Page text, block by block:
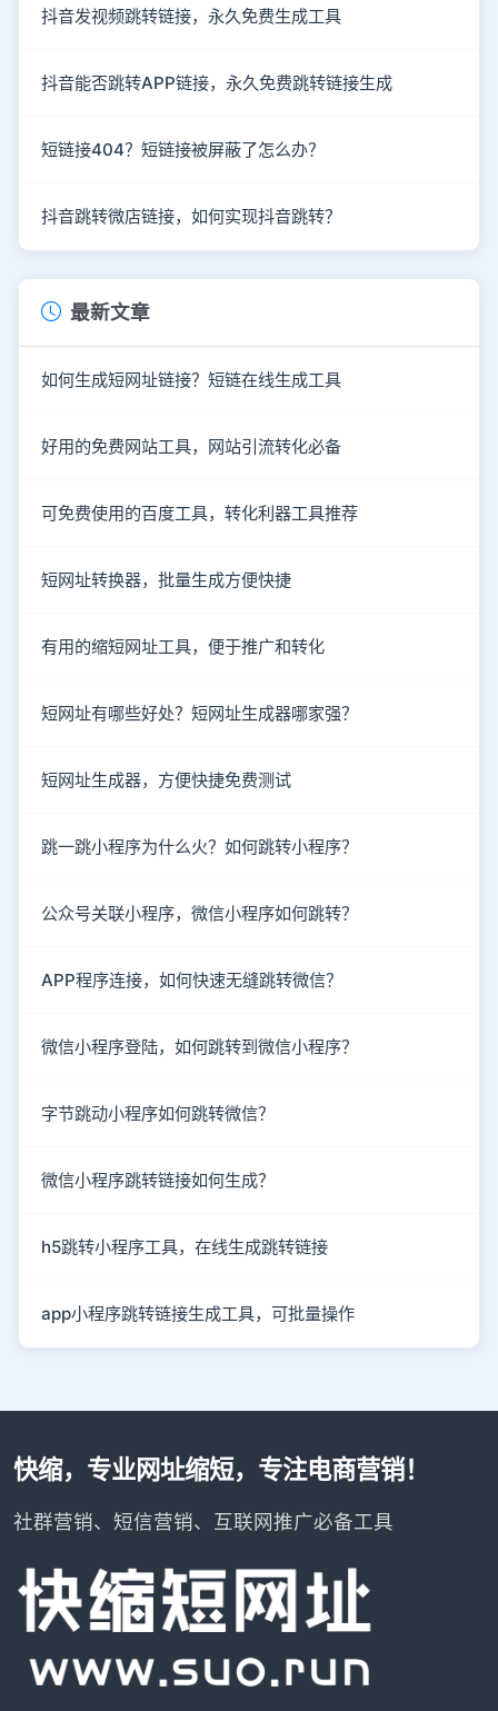
抖音发视频跳转链接，永久免费生成工具
抖音能否跳转APP链接，永久免费跳转链接生成
短链接404？短链接被屏蔽了怎么办？
抖音跳转微店链接，如何实现抖音跳转？
最新文章
如何生成短网址链接？短链在线生成工具
好用的免费网站工具，网站引流转化必备
可免费使用的百度工具，转化利器工具推荐
短网址转换器，批量生成方便快捷
有用的缩短网址工具，便于推广和转化
短网址有哪些好处？短网址生成器哪家强？
短网址生成器，方便快捷免费测试
跳一跳小程序为什么火？如何跳转小程序？
公众号关联小程序，微信小程序如何跳转？
APP程序连接，如何快速无缝跳转微信？
微信小程序登陆，如何跳转到微信小程序？
字节跳动小程序如何跳转微信？
微信小程序跳转链接如何生成？
h5跳转小程序工具，在线生成跳转链接
app小程序跳转链接生成工具，可批量操作
快缩，专业网址缩短，专注电商营销！
社群营销、短信营销、互联网推广必备工具